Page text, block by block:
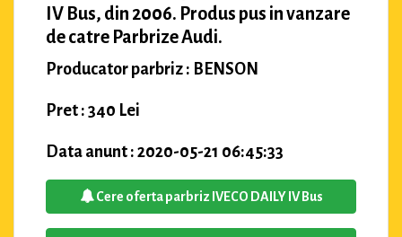
IV Bus, din 2006. Produs pus in vanzare
de catre Parbrize Audi.
Producator parbriz : BENSON
Pret : 340 Lei
Data anunt : 2020-05-21 06:45:33
Cere oferta parbriz IVECO DAILY IV Bus